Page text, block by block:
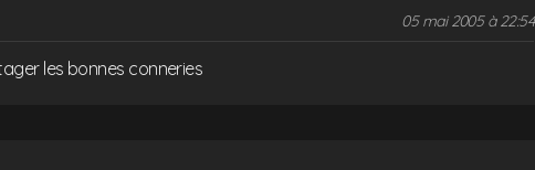
05 mai 2005 à 22:54
les bonnes conneries